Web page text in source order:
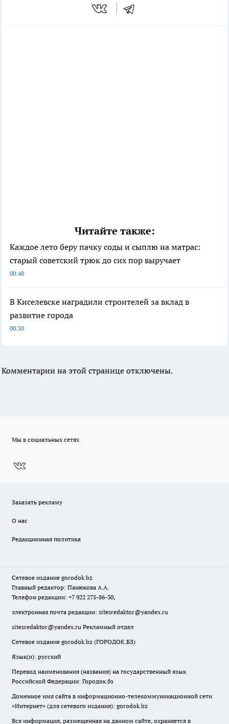
Читайте также:
Каждое лето беру пачку соды и сыплю на матрас:
старый советский трюк до сих пор выручает
00:40
В Киселевске наградили строителей за вклад в
развитие города
00:30
Комментарии на этой странице отключены.
Мы в социальных сетях
Заказать рекламу
О нас
Редакционная политика
Сетевое издание gorodok.bz
Главный редактор: Панюкова А.А.
Телефон редакции: +7 922 275-86-30,
электронная почта редакции: sitesredaktor@yandex.ru
sitesredaktor@yandex.ru Рекламный отдел
Сетевое издание gorodok.bz (ГОРОДОК.БЗ)
Язык(и): русский
Перевод наименования (названия) на государственный язык
Российской Федерации: Городок.бз
Доменное имя сайта в информационно-телекоммуникационной сети
«Интернет» (для сетевого издания): gorodok.bz
Вся информация, размещенная на данном сайте, охраняется в